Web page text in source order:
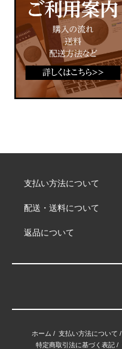
支払い方法について
配送・送料について
返品について
ホーム / 支払い方法について /
特定商取引法に基づく表記 /